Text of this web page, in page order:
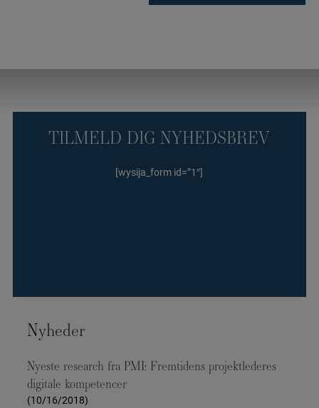
TILMELD DIG NYHEDSBREV
[wysija_form id=”1″]
Nyheder
Nyeste research fra PMI: Fremtidens projektlederes
digitale kompetencer
(10/16/2018)